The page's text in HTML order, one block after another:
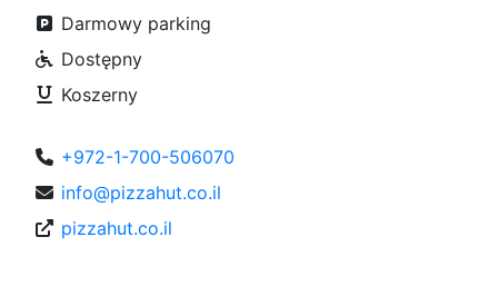
Darmowy parking
Dostępny
Koszerny
+972-1-700-506070
info@pizzahut.co.il
pizzahut.co.il